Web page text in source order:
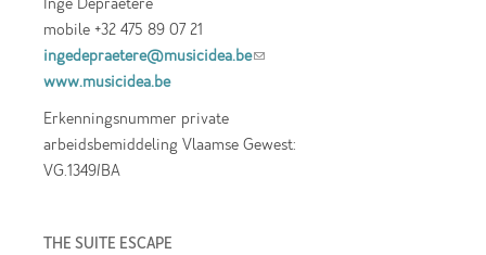
mobile +32 475 89 07 21
ingedepraetere@musicidea.be(link sends e-
www.musicidea.be
Erkenningsnummer private
arbeidsbemiddeling Vlaamse Gewest:
VG.1349/BA
THE SUITE ESCAPE